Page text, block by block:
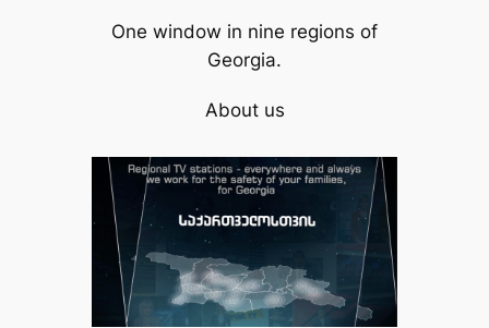
One window in nine regions of
Georgia.
About us